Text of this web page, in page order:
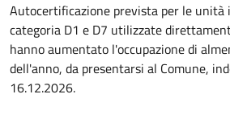
Autocertificazione prevista per le unità
categoria D1 e D7 utilizzate
hanno aumentato l'occupazione di
dell'anno, da presentarsi al Comune,
16.12.2026.